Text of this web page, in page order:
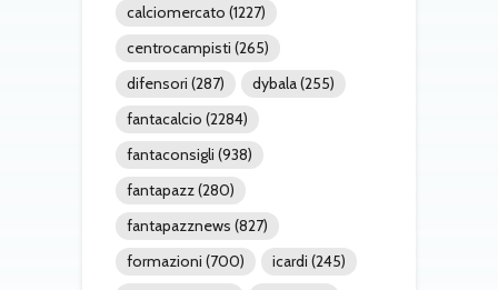
calciomercato (1227)
centrocampisti (265)
difensori (287) dybala(255)
fantacalcio (2284)
fantaconsigli (938)
fantapazz(280)
fantapazznews (827)
formazioni (700) icardi (245)